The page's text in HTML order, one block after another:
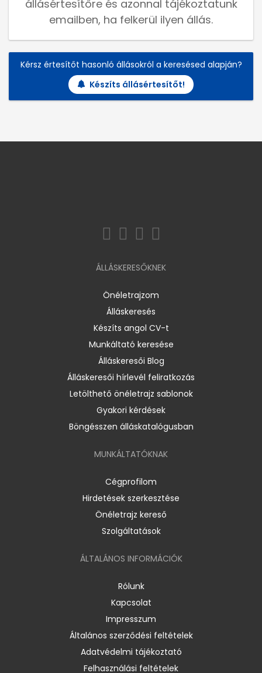
állásértesítőre és azonnal tájékoztatunk
emailben, ha felkerül ilyen állás.
Kérsz értesítőt hasonló állásokról a keresésed alapján?
Készíts állásértesítőt!
ÁLLÁSKERESŐKNEK
Önéletrajzom
Álláskeresés
Készíts angol CV-t
Munkáltató keresése
Álláskeresői Blog
Álláskeresői hírlevél feliratkozás
Letölthető önéletrajz sablonok
Gyakori kérdések
Böngésszen álláskatalógusban
MUNKÁLTATÓKNAK
Cégprofilom
Hirdetések szerkesztése
Önéletrajz kereső
Szolgáltatások
ÁLTALÁNOS INFORMÁCIÓK
Rólunk
Kapcsolat
Impresszum
Általános szerződési feltételek
Adatvédelmi tájékoztató
Felhasználási feltételek